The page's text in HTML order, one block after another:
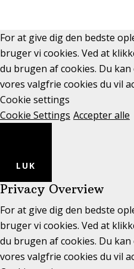
For at give dig den bedste
bruger vi cookies. Ved at
du brugen af cookies. Du
vores valgfrie cookies du vil
Cookie settings
Cookie Settings Accepter alle
LUK
Privacy Overview
For at give dig den bedste
bruger vi cookies. Ved at
du brugen af cookies. Du
vores valgfrie cookies du vil